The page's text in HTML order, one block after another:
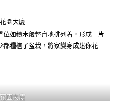
園大廈
如積木般整齊地排列着，形成一片
都種植了盆栽，將家變身成迷你花
園大廈